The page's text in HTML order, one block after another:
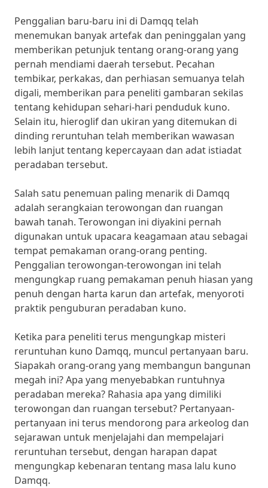
Penggalian baru-baru ini di Damqq telah
menemukan banyak artefak dan peninggalan yang
memberikan petunjuk tentang orang-orang yang
pernah mendiami daerah tersebut. Pecahan
tembikar, perkakas, dan perhiasan semuanya telah
digali, memberikan para peneliti gambaran sekilas
tentang kehidupan sehari-hari penduduk kuno.
Selain itu, hieroglif dan ukiran yang ditemukan di
dinding reruntuhan telah memberikan wawasan
lebih lanjut tentang kepercayaan dan adat istiadat
peradaban tersebut.
Salah satu penemuan paling menarik di Damqq
adalah serangkaian terowongan dan ruangan
bawah tanah. Terowongan ini diyakini pernah
digunakan untuk upacara keagamaan atau sebagai
tempat pemakaman orang-orang penting.
Penggalian terowongan-terowongan ini telah
mengungkap ruang pemakaman penuh hiasan yang
penuh dengan harta karun dan artefak, menyoroti
praktik penguburan peradaban kuno.
Ketika para peneliti terus mengungkap misteri
reruntuhan kuno Damqq, muncul pertanyaan baru.
Siapakah orang-orang yang membangun bangunan
megah ini? Apa yang menyebabkan runtuhnya
peradaban mereka? Rahasia apa yang dimiliki
terowongan dan ruangan tersebut? Pertanyaan-
pertanyaan ini terus mendorong para arkeolog dan
sejarawan untuk menjelajahi dan mempelajari
reruntuhan tersebut, dengan harapan dapat
mengungkap kebenaran tentang masa lalu kuno
Damqq.